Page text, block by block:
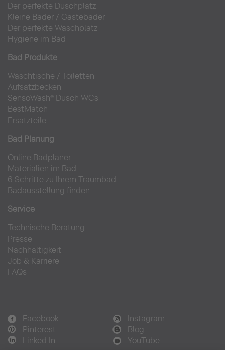
Der perfekte Duschplatz
Kleine Bäder / Gästebäder
Der perfekte Waschplatz
Hygiene im Bad
Bad Produkte
Waschtische / Toiletten
Aufsatzbecken
SensoWash® Dusch WCs
BestMatch
Ersatzteile
Bad Planung
Online Badplaner
Materialien im Bad
6 Schritte zu Ihrem Traumbad
Badausstellung finden
Service
Technische Beratung
Presse
Nachhaltigkeit
Job & Karriere
FAQs
Facebook
Instagram
Pinterest
Blog
Linked In
YouTube